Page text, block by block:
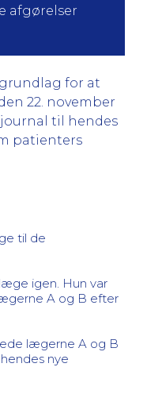
afgørelser
for at
22. november
journal til hendes
patienters
til de
læge igen. Hun var
A og B efter
lægerne A og B
nye